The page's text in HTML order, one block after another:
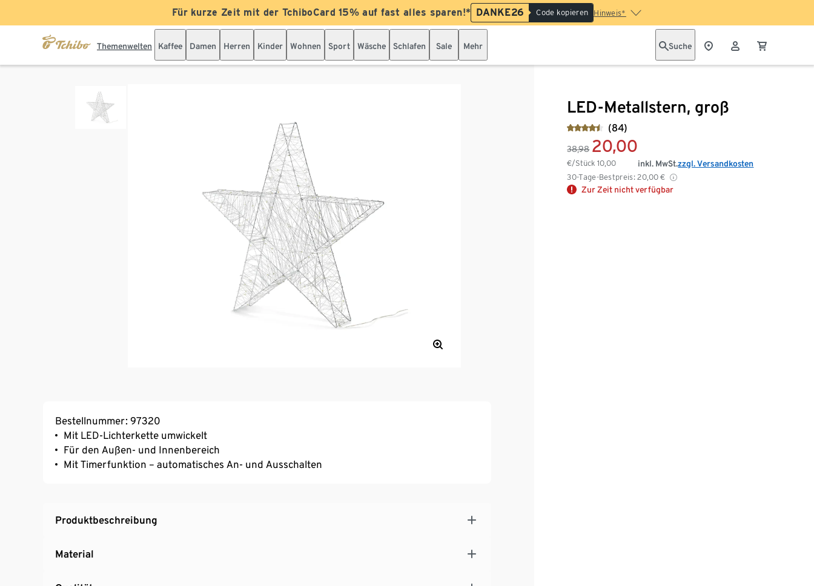
Für kurze Zeit mit der TchiboCard 15% auf fast alles sparen!* DANKE26 Code kopieren Hinweis*
Themenwelten Kaffee Damen Herren Kinder Wohnen Sport Wäsche Schlafen Sale Mehr Suche
LED-Metallstern, groß
(84)
38,98 20,00
€/Stück10,00
30-Tage-Bestpreis: 20,00 €
inkl. MwSt.zzgl. Versandkosten
Zur Zeit nicht verfügbar
Bestellnummer: 97320
Mit LED-Lichterkette umwickelt
Für den Außen- und Innenbereich
Mit Timerfunktion – automatisches An- und Ausschalten
Produktbeschreibung
Material